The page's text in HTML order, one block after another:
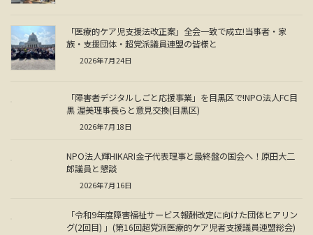
「医療的ケア児支援法改正案」全会一致で成立!当事者・家
族・支援団体・超党派議員連盟の皆様と
2026年7月24日
「障害者デジタルしごと応援事業」を目黒区で!NPO法人FC目
黒 渥美理事長らと意見交換(目黒区)
2026年7月18日
NPO法人輝HIKARI金子代表理事と最終盤の国会へ！原田大二
郎議員と懇談
2026年7月16日
「令和9年度障害福祉サービス報酬改定に向けた団体ヒアリン
グ(2回目) 」(第16回超党派医療的ケア児者支援議員連盟総会)